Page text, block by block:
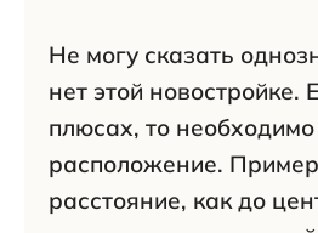
Не могу сказать
нет этой новостройке.
плюсах, то необходимо
расположение.
расстояние, как до